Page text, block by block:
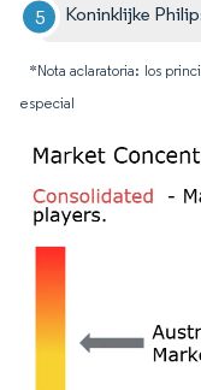
Koninklijke
*Nota aclaratoria: los
especial